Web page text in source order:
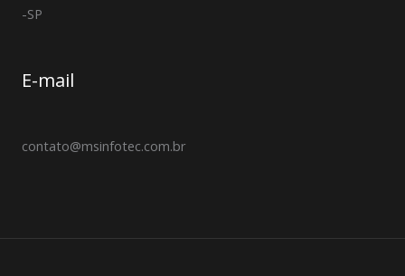
-SP
E-mail
contato@msinfotec.com.br